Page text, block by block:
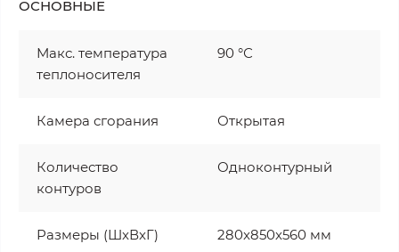
ОСНОВНЫЕ
Макс. температура
теплоносителя
90 °С
Камера сгорания Открытая
Количество
контуров
Одноконтурный
Размеры (ШxВxГ) 280x850x560 мм